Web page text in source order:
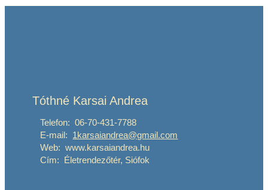
Tóthné Karsai Andrea
Telefon: 06-70-431-7788
E-mail: 1karsaiandrea@gmail.com
Web: www.karsaiandrea.hu
Cím: Életrendezőtér, Siófok